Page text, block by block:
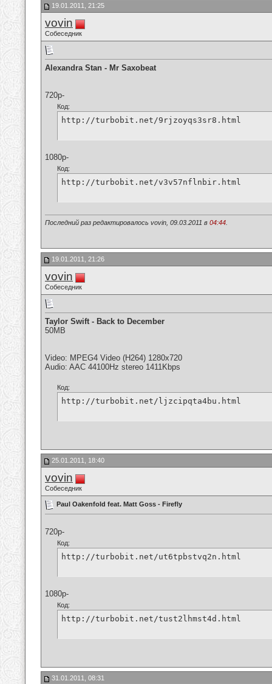
19.01.2011, 21:25
vovin
Собеседник
Alexandra Stan - Mr Saxobeat
720p-
Код:
http://turbobit.net/9rjzoyqs3sr8.html
1080p-
Код:
http://turbobit.net/v3v57nflnbir.html
Последний раз редактировалось vovin, 09.03.2011 в 04:44
19.01.2011, 21:26
vovin
Собеседник
Taylor Swift - Back to December
50MB
Video: MPEG4 Video (H264) 1280x720
Audio: AAC 44100Hz stereo 1411Kbps
Код:
http://turbobit.net/ljzcipqta4bu.html
25.01.2011, 18:40
vovin
Собеседник
Paul Oakenfold feat. Matt Goss - Firefly
720p-
Код:
http://turbobit.net/ut6tpbstvq2n.html
1080p-
Код:
http://turbobit.net/tust2lhmst4d.html
31.01.2011, 08:31